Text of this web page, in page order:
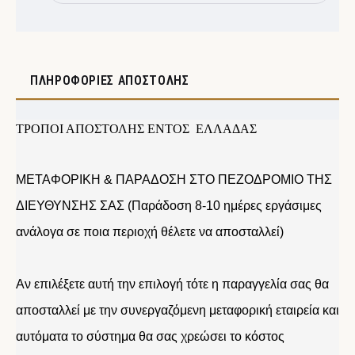
ΠΛΗΡΟΦΟΡΊΕΣ ΑΠΟΣΤΟΛΉΣ
ΤΡΟΠΟΙ ΑΠΟΣΤΟΛΗΣ ΕΝΤΟΣ ΕΛΛΑΔΑΣ
ΜΕΤΑΦΟΡΙΚΗ & ΠΑΡΑΔΟΣΗ ΣΤΟ ΠΕΖΟΔΡΟΜΙΟ ΤΗΣ
ΔΙΕΥΘΥΝΣΗΣ ΣΑΣ (Παράδοση 8-10 ημέρες εργάσιμες
ανάλογα σε ποια περιοχή θέλετε να αποσταλλεί)
Αν επιλέξετε αυτή την επιλογή τότε η παραγγελία σας θα
αποσταλλεί με την συνεργαζόμενη μεταφορική εταιρεία και
αυτόματα το σύστημα θα σας χρεώσει το κόστος